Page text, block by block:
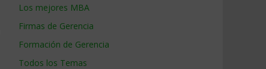
Los mejores MBA
Firmas de Gerencia
Formación de Gerencia
Todos los Temas